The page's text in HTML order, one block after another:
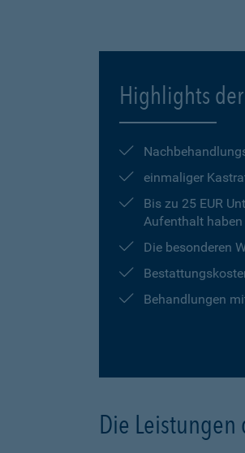
Highlights
einmaliger
Bis zu 25 EUR
Aufenthalt haben
Die besonderen
Behandlungen
Die